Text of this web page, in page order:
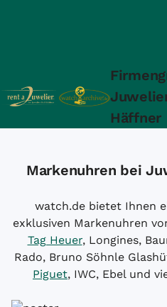
Häffner
Markenuhren bei
watch.de bietet Ihnen
exklusiven Markenuhren
Tag Heuer, Longines,
Rado, Bruno Söhnle
Piguet, IWC, Ebel und